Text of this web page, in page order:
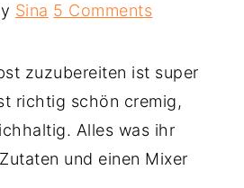
Sina 5 Comments
zuzubereiten ist super
richtig schön cremig,
Alles was ihr
und einen Mixer